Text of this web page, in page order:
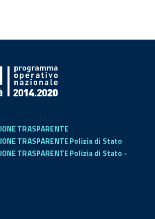
TRASPARENTE
TRASPARENTE Polizia di Stato
TRASPARENTE Polizia di Stato -